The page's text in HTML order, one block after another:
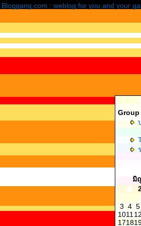
Bloggang.com : weblog for you and your
Group
มิ
3 4 5
1011 12
1718